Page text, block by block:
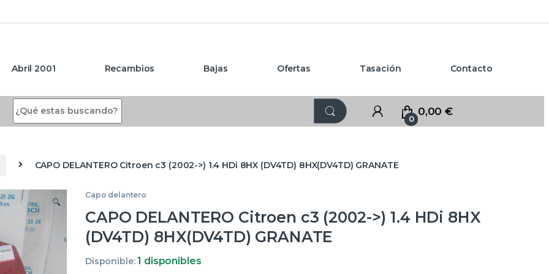
Abril 2001 Recambios Bajas Ofertas Tasación Contacto
0
0,00€
CAPO DELANTERO Citroen c3 (2002->) 1.4 HDi 8HX (DV4TD) 8HX(DV4TD) GRANATE
🔍
Capo delantero
CAPO DELANTERO Citroen c3 (2002->) 1.4 HDi 8HX
(DV4TD) 8HX(DV4TD) GRANATE
Disponible:1 disponibles